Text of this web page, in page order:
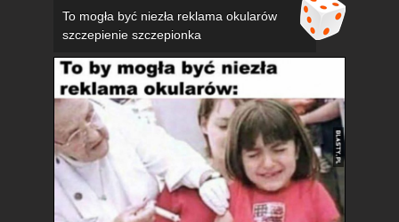
To mogła być niezła reklama okularów
szczepienie szczepionka